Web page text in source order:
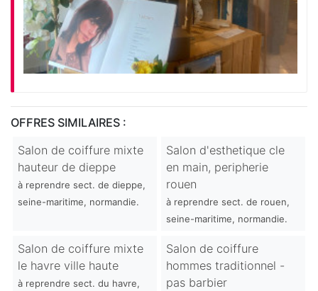
OFFRES SIMILAIRES :
Salon de coiffure mixte
hauteur de dieppe
à reprendre sect. de dieppe,
seine-maritime, normandie.
Salon d'esthetique cle
en main, peripherie
rouen
à reprendre sect. de rouen,
seine-maritime, normandie.
Salon de coiffure mixte
le havre ville haute
à reprendre sect. du havre,
Salon de coiffure
hommes traditionnel -
pas barbier